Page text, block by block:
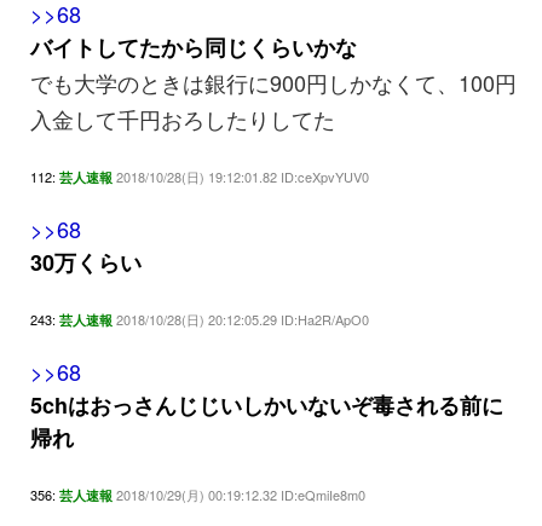
>>68
バイトしてたから同じくらいかな
でも大学のときは銀行に900円しかなくて、100円
入金して千円おろしたりしてた
112: 芸人速報 2018/10/28(日) 19:12:01.82 ID:ceXpvYUV0
>>68
30万くらい
243: 芸人速報 2018/10/28(日) 20:12:05.29 ID:Ha2R/ApO0
>>68
5chはおっさんじじいしかいないぞ毒される前に
帰れ
356: 芸人速報 2018/10/29(月) 00:19:12.32 ID:eQmiIe8m0